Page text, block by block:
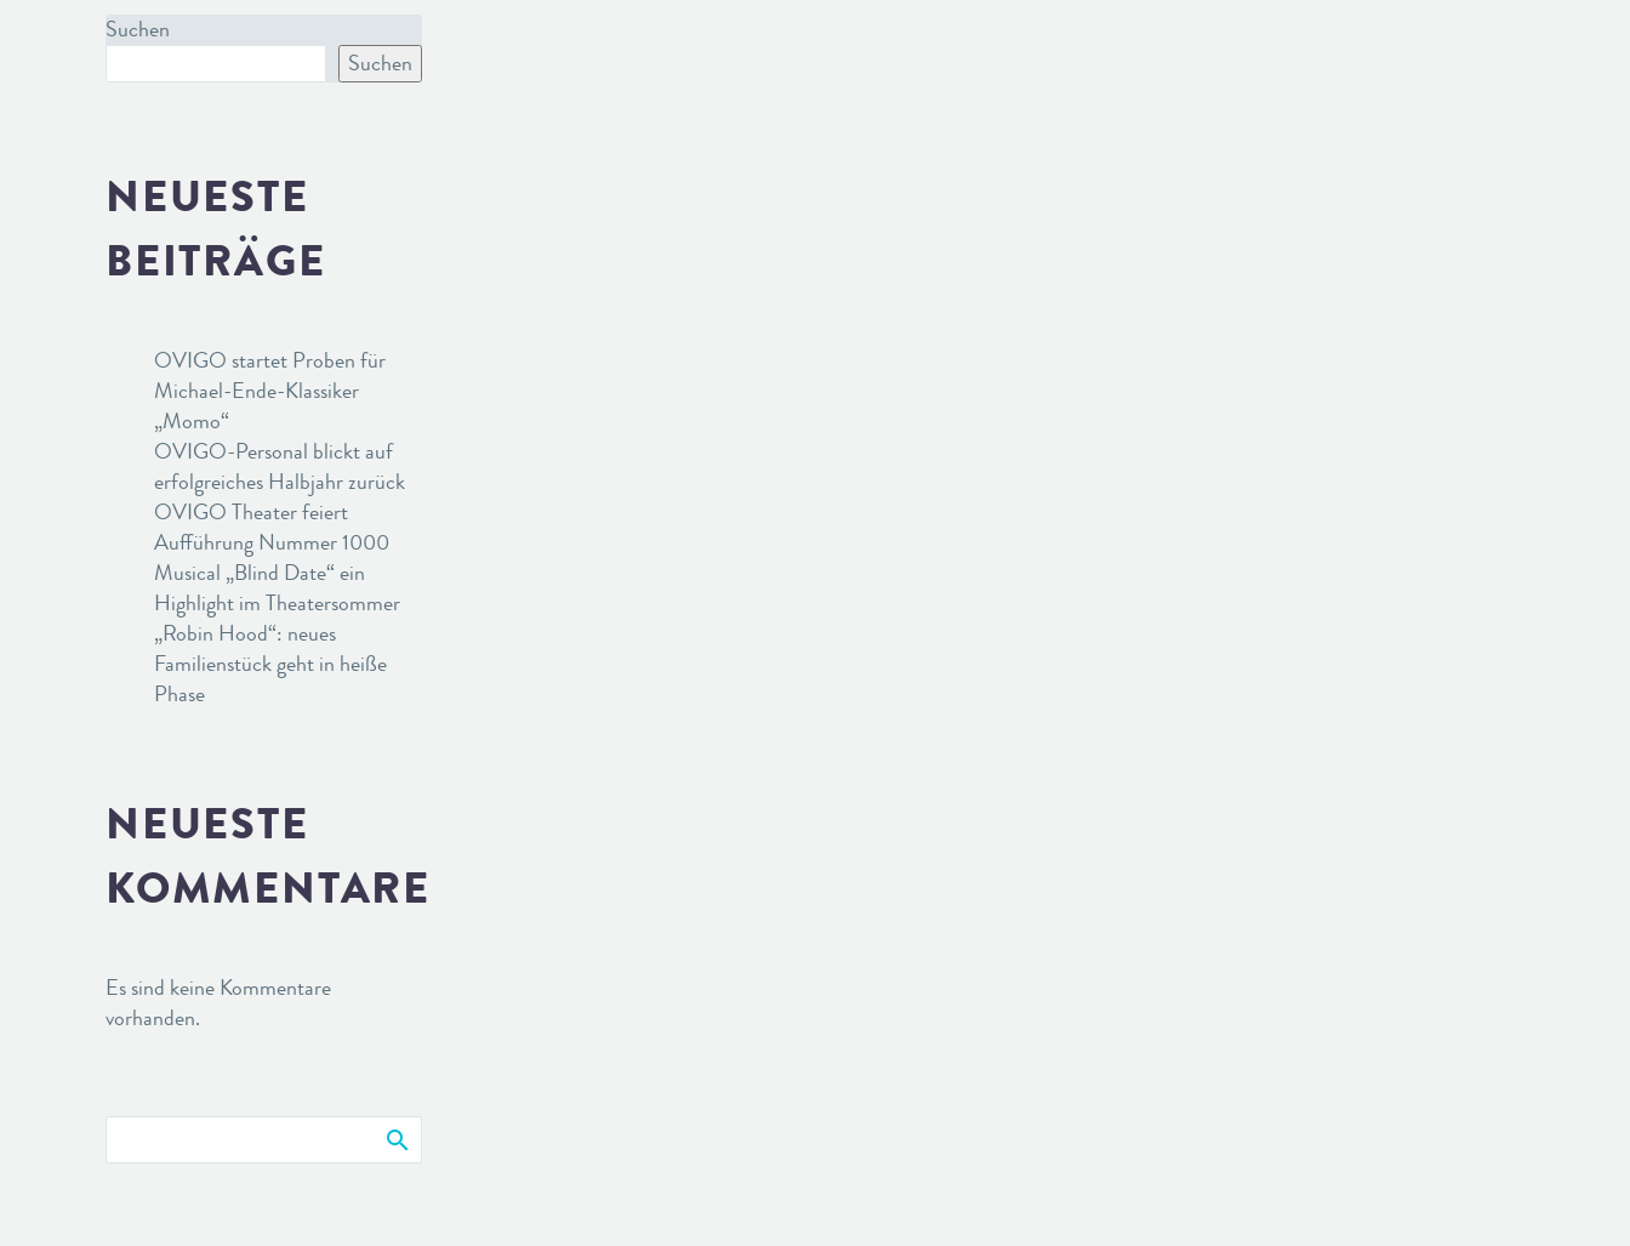
Suchen
Suchen
NEUESTE
BEITRÄGE
OVIGO startet Proben für
Michael-Ende-Klassiker
„Momo“
OVIGO-Personal blickt auf
erfolgreiches Halbjahr zurück
OVIGO Theater feiert
Aufführung Nummer 1000
Musical „Blind Date“ ein
Highlight im Theatersommer
„Robin Hood“: neues
Familienstück geht in heiße
Phase
NEUESTE
KOMMENTARE
Es sind keine Kommentare
vorhanden.